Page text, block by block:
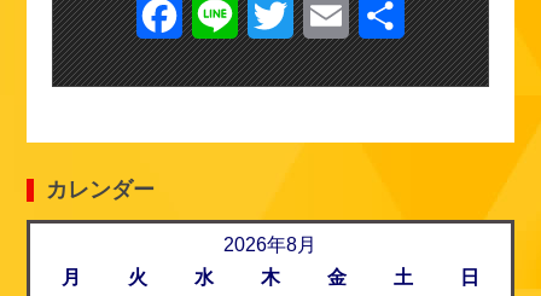
F
a
L
i
T
w
e
E
m
共
有
カレンダー
2026年8月
月
火 水 木 金 土 日